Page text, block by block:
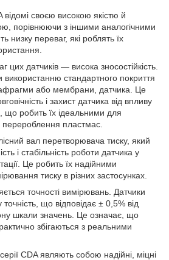
відомі своєю високою якістю й
порівнюючи з іншими аналогічними
переваг, які роблять їх
цих датчиків — висока зносостійкість.
використанню стандартного покриття
або мембрани, датчика. Це
і захист датчика від впливу
робить їх ідеальними для
пластмас.
вал перетворювача тиску, який
і стабільність роботи датчика у
Це робить їх надійними
тиску в різних застосунках.
точності вимірювань. Датчики
що відповідає ± 0,5% від
шкали значень. Це означає, що
збігаються з реальними
CDA являють собою надійні, міцні